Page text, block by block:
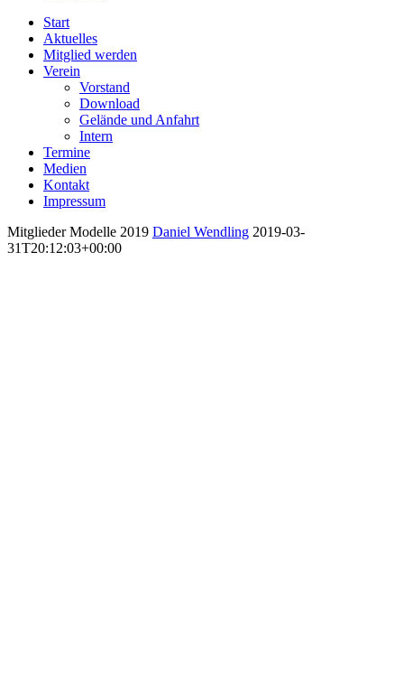
Start
Aktuelles
Mitglied werden
Verein
Vorstand
Download
Gelände und Anfahrt
Intern
Termine
Medien
Kontakt
Impressum
Mitglieder Modelle 2019 Daniel Wendling 2019-03-
31T20:12:03+00:00